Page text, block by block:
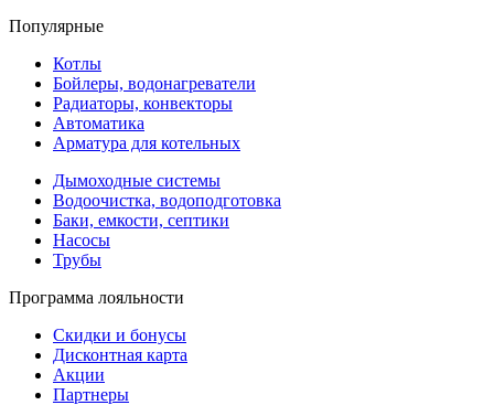
Популярные
Котлы
Бойлеры, водонагреватели
Радиаторы, конвекторы
Автоматика
Арматура для котельных
Дымоходные системы
Водоочистка, водоподготовка
Баки, емкости, септики
Насосы
Трубы
Программа лояльности
Скидки и бонусы
Дисконтная карта
Акции
Партнеры